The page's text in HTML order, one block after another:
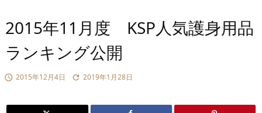
検索
2015年11月度 KSP人気護身用品
ランキング公開
 2015年12月4日  2019年1月28日